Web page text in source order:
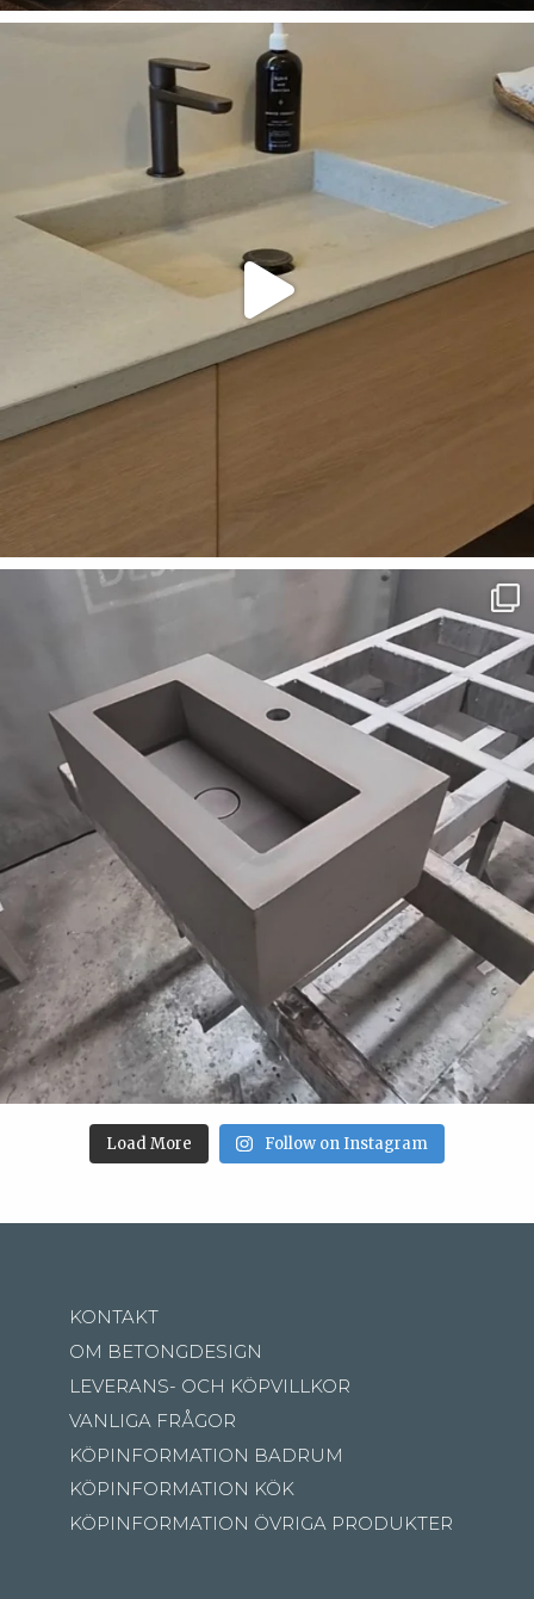
Load More Follow on Instagram
KONTAKT
OM BETONGDESIGN
LEVERANS- OCH KÖPVILLKOR
VANLIGA FRÅGOR
KÖPINFORMATION BADRUM
KÖPINFORMATION KÖK
KÖPINFORMATION ÖVRIGA PRODUKTER